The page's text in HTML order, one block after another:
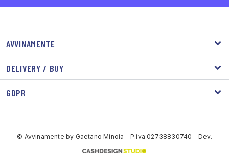
AVVINAMENTE
DELIVERY / BUY
GDPR
© Avvinamente by Gaetano Minoia – P.iva 02738830740 – Dev.